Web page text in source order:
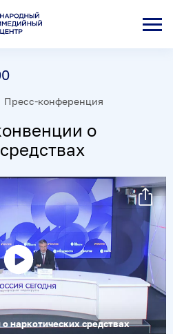
Пресс-конференция
о
Воспроизвести
видео
наркотических средствах